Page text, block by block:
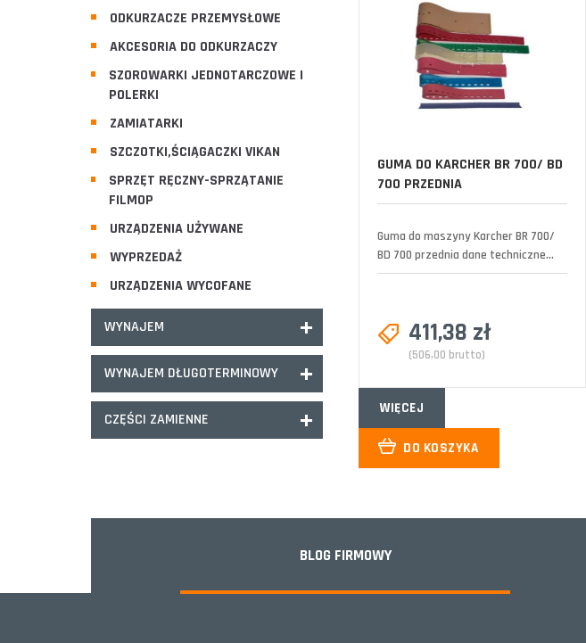
ODKURZACZE PRZEMYSŁOWE
AKCESORIA DO ODKURZACZY
SZOROWARKI JEDNOTARCZOWE I
POLERKI
ZAMIATARKI
SZCZOTKI,ŚCIĄGACZKI VIKAN
SPRZĘT RĘCZNY-SPRZĄTANIE
FILMOP
URZĄDZENIA UŻYWANE
WYPRZEDAŻ
URZĄDZENIA WYCOFANE
WYNAJEM
WYNAJEM DŁUGOTERMINOWY
CZĘŚCI ZAMIENNE
GUMA DO KARCHER BR 700/ BD
700 PRZEDNIA
Guma do maszyny Karcher BR 700/
BD 700 przednia dane techniczne...
411,38 zł
(506,00 brutto)
WIĘCEJ
DO KOSZYKA
BLOG FIRMOWY